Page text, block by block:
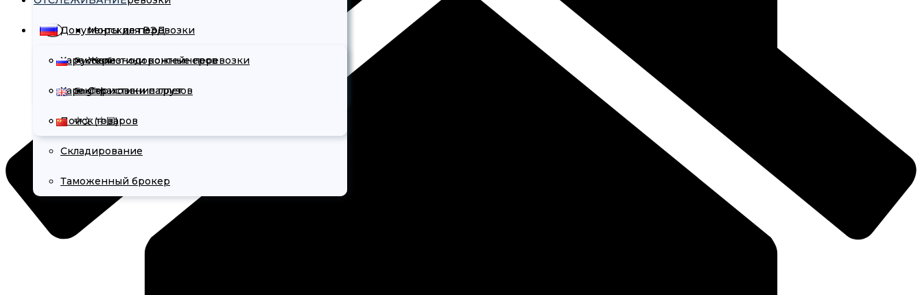
Морские перевозки
Железнодорожные перевозки
Страхование грузов
Поиск товаров
Складирование
Таможенный брокер
Документы для ВЭД
Характеристики контейнеров
Характеристики паллет
Русский
English
中文 (中国)